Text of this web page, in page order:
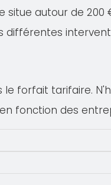
situe autour de 200
forfait tarifaire.
fonction des